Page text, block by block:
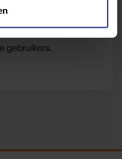
vragenlijst hebben
gebruikers.